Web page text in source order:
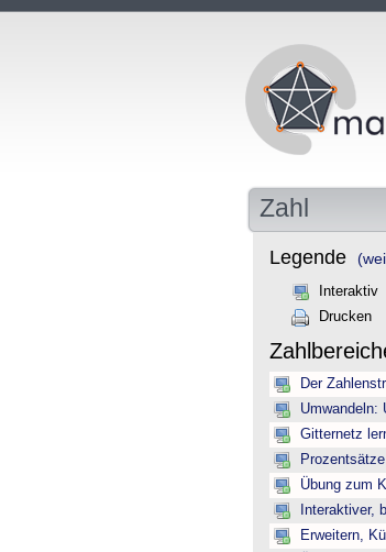
Zahl
Legende
Interaktiv
Drucken
Der
Umwandeln:
Gitternetz
Übung zum
Interaktiver,
Erweitern,